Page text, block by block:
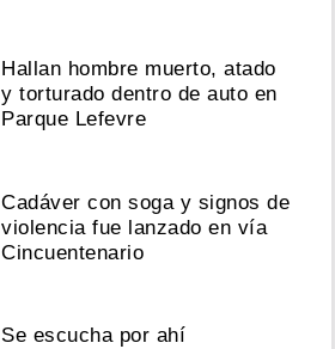
Hallan hombre muerto, atado
y torturado dentro de auto en
Parque Lefevre
Cadáver con soga y signos de
violencia fue lanzado en vía
Cincuentenario
Se escucha por ahí